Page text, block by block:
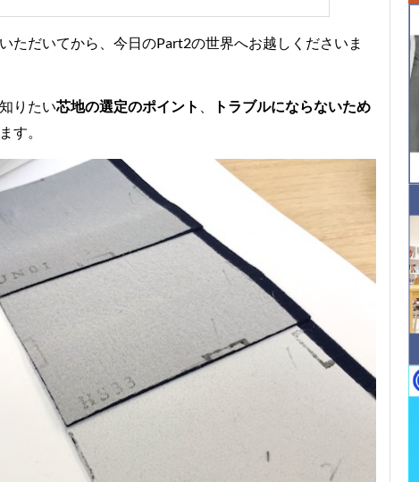
ただいてから、今日のPart2の世界へお越しくださいま
りたい芯地の選定のポイント
トラブルにならないため
す。